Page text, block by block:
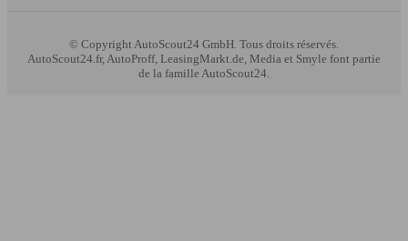
© CopyrightAutoScout24 GmbH. Tous droits réservés.
AutoScout24.fr, AutoProff, LeasingMarkt.de, Media et Smyle font partie
de la famille AutoScout24.